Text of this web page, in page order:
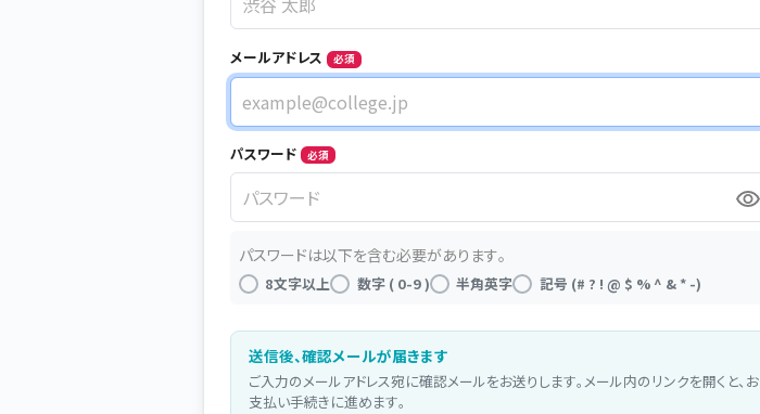
メールアドレス 必須
メールアドレス
パスワード 必須
パスワード
パスワードは以下を含む必要があります。
8文字以上 数字 ( 0-9 ) 半角英字 記号 (# ? ! @ $ % ^ & * -)
送信後、確認メールが届きます
ご入力のメールアドレス宛に確認メールをお送りします。メール内のリンクを開くと、お
支払い手続きに進めます。